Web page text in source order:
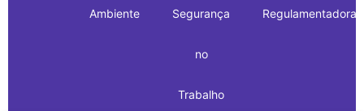
Ambiente Segurança
no
Trabalho
Regulamentadoras